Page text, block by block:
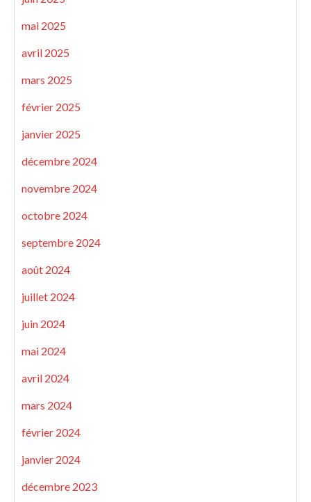
mai 2025
avril 2025
mars 2025
février 2025
janvier 2025
décembre 2024
novembre 2024
octobre 2024
septembre 2024
août 2024
juillet 2024
juin 2024
mai 2024
avril 2024
mars 2024
février 2024
janvier 2024
décembre 2023